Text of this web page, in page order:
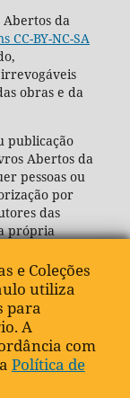
Abertos da
CC-BY-NC-SA
obras e da
publicação
Abertos da
pessoas ou
por
das
própria
e Coleções
utiliza
para
A
com
Política de